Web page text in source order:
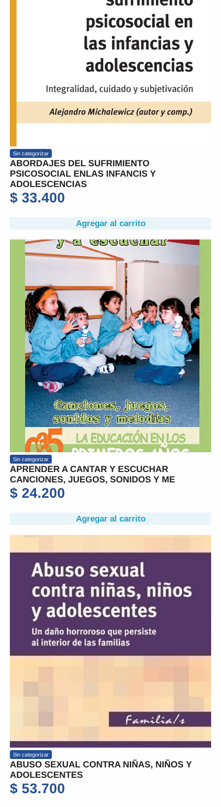
Sin categorizar
ABORDAJES DEL SUFRIMIENTO
PSICOSOCIAL ENLAS INFANCIS Y
ADOLESCENCIAS
$ 33.400
Agregar al carrito
Sin categorizar
APRENDER A CANTAR Y ESCUCHAR
CANCIONES, JUEGOS, SONIDOS Y ME
$ 24.200
Agregar al carrito
Sin categorizar
ABUSO SEXUAL CONTRA NIÑAS, NIÑOS Y
ADOLESCENTES
$ 53.700